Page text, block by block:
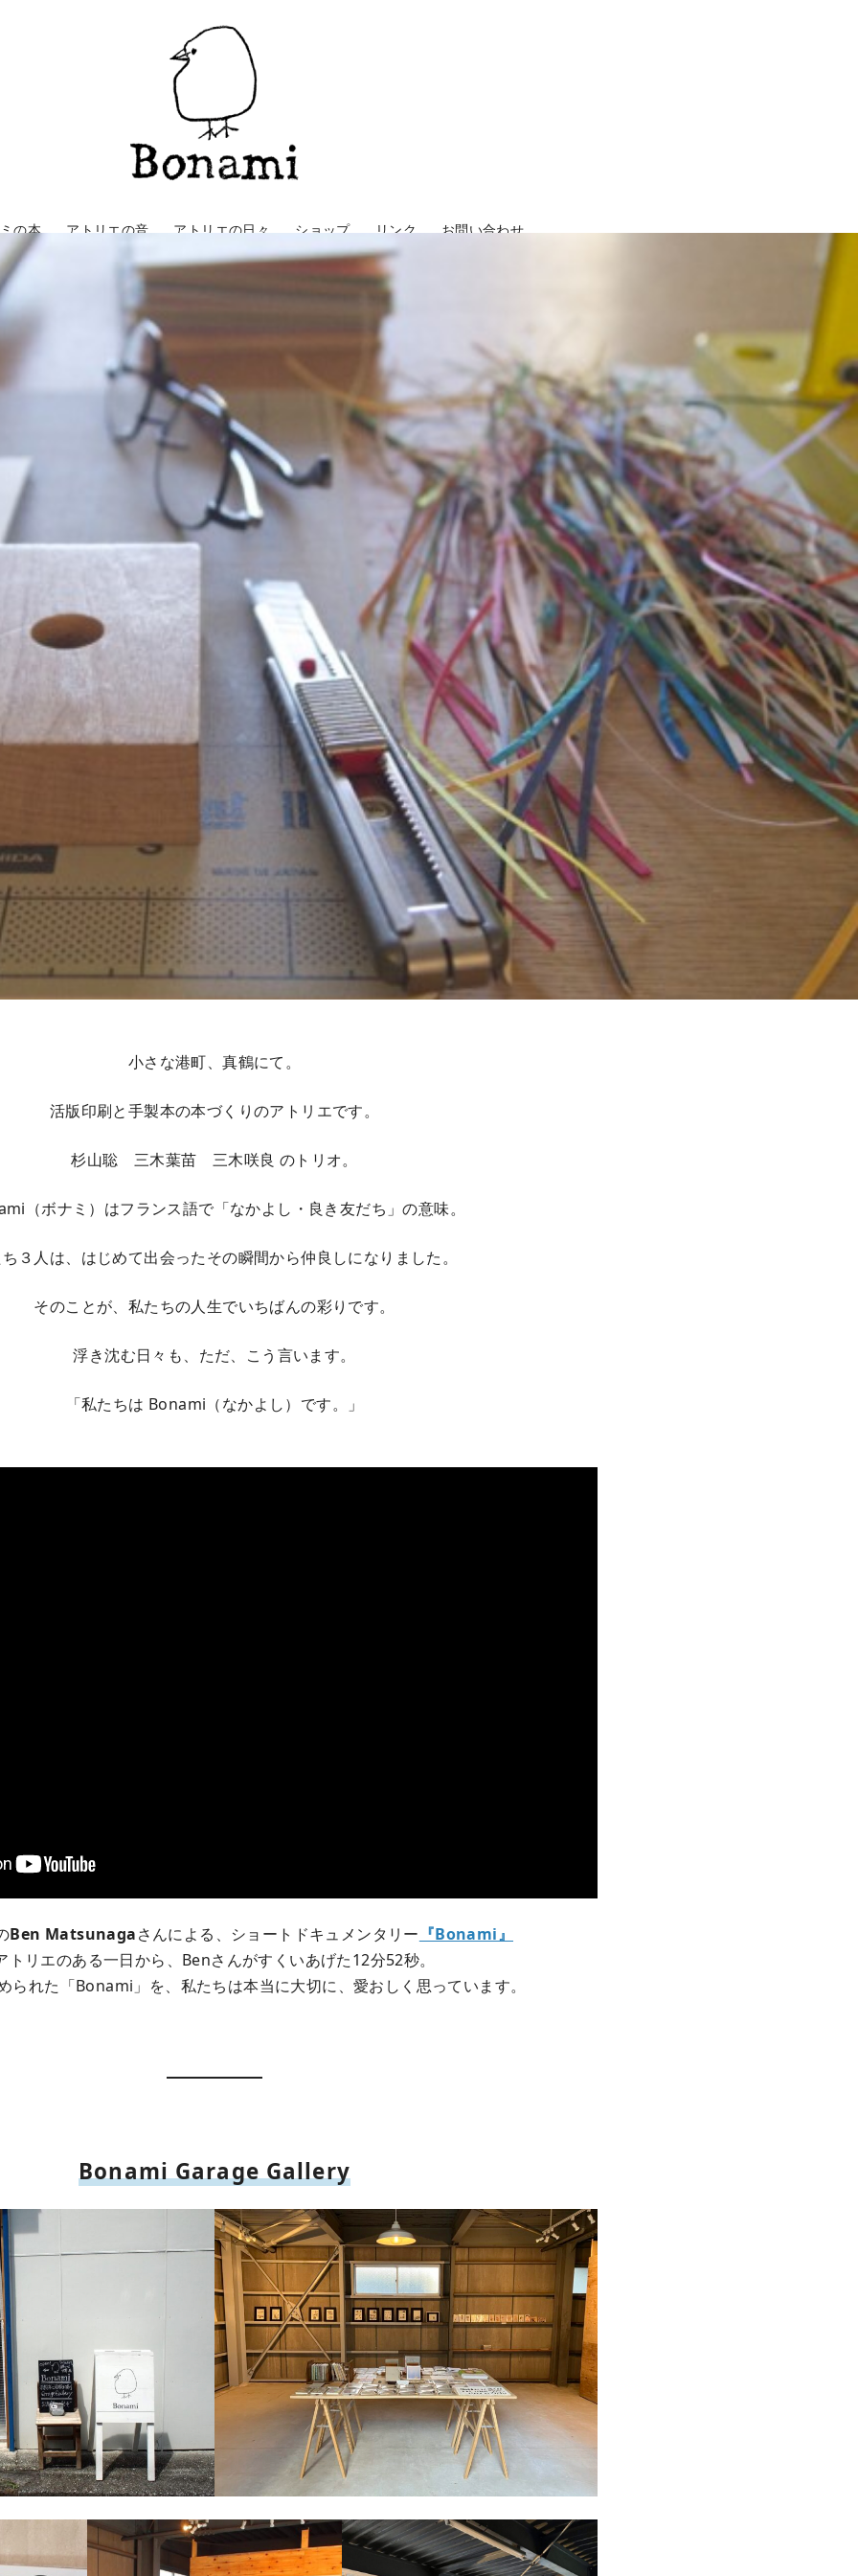
の本 アトリエの音 アトリエの日々 ショップ リンク お問い合わせ
小さな港町、真鶴にて。
活版印刷と手製本の本づくりのアトリエです。
杉山聡 三木葉苗 三木咲良 のトリオ。
（ボナミ）はフランス語で「なかよし・良き友だち」の意味。
３人は、はじめて出会ったその瞬間から仲良しになりました。
そのことが、私たちの人生でいちばんの彩りです。
浮き沈む日々も、ただ、こう言います。
「私たちは Bonami（なかよし）です。」
Ben Matsunagaさんによる、ショートドキュメンタリー 『Bonami』
トリエのある一日から、Benさんがすくいあげた12分52秒。
られた「Bonami」を、私たちは本当に大切に、愛おしく思っています。
Bonami Garage Gallery